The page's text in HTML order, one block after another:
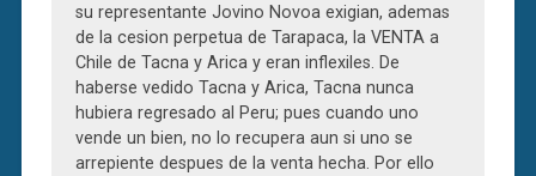
su representante Jovino Novoa exigian, ademas
de la cesion perpetua de Tarapaca, la VENTA a
Chile de Tacna y Arica y eran inflexiles. De
haberse vedido Tacna y Arica, Tacna nunca
hubiera regresado al Peru; pues cuando uno
vende un bien, no lo recupera aun si uno se
arrepiente despues de la venta hecha. Por ello